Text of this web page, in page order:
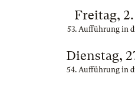
Freitag,
53. Aufführung in
Dienstag,
54. Aufführung in